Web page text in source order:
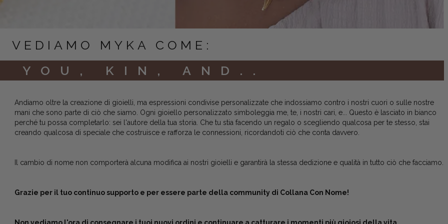
VEDIAMO MYKA COME:
YOU, KIN, AND..
Andiamo oltre la creazione di gioielli, ma espressioni condivise personalizzate che indossiamo contro i nostri cuori o sulle nostre
mani che sono parte di ciò che siamo. Ogni gioiello personalizzato simboleggia me, te, i nostri cari, e... Questo è lasciato in bianco
perché tu possa completarlo: sei l'autore della tua storia. Che tu stia facendo un regalo o scegliendo qualcosa per te stesso, stai
creando qualcosa di speciale che costruisce e rafforza le connessioni, ricordandoti ciò che conta davvero.
Il cambio di nome non comporterà alcuna modifica ai nostri gioielli e garantirà la stessa dedizione e qualità in tutto ciò che facciamo.
Grazie per il tuo continuo supporto e per essere parte della community di Collana Con Nome!